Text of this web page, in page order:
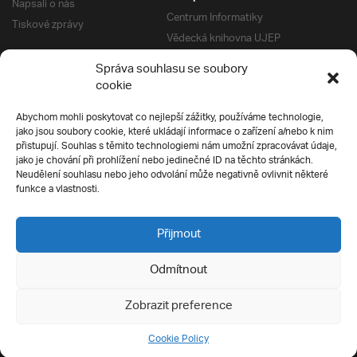
Správa souhlasu se soubory
cookie
Abychom mohli poskytovat co nejlepší zážitky, používáme technologie,
jako jsou soubory cookie, které ukládají informace o zařízení a/nebo k nim
přistupují. Souhlas s těmito technologiemi nám umožní zpracovávat údaje,
jako je chování při prohlížení nebo jedinečné ID na těchto stránkách.
Neudělení souhlasu nebo jeho odvolání může negativně ovlivnit některé
funkce a vlastnosti.
Přijmout
Odmítnout
Zobrazit preference
Cookie Policy
Tiskové zprávy
Centrum Informatiky
Vědecká knihovna UJEP
Správa kolejí a menz
Univerzitní centrum podpory
Silverius
Pro uchazeče
Přijímací řízení
E-prihlaska
Přípravné kurzy
Ochrana soukromí
Všechna práva vyhrazena